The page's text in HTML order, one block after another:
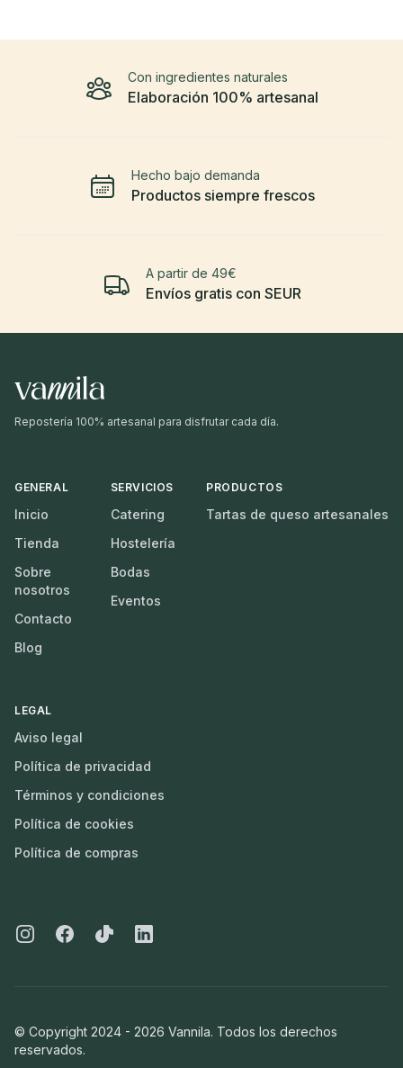
Elaboración 100% artesanal
Con ingredientes naturales
Productos siempre frescos
Hecho bajo demanda
Envíos gratis con SEUR
A partir de 49€
Repostería 100% artesanal para disfrutar cada día.
GENERAL
Inicio
Tienda
Sobre
nosotros
Contacto
Blog
SERVICIOS
Catering
Hostelería
Bodas
Eventos
PRODUCTOS
Tartas de queso artesanales
LEGAL
Aviso legal
Política de privacidad
Términos y condiciones
Política de cookies
Política de compras
InstagramFacebook
Tiktok Linkedin
© Copyright 2024 - 2026 Vannila. Todos los derechos
reservados.